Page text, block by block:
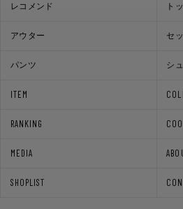
ITEM
RANKING
MEDIA
SHOPLIST
レコメンド ト
アウター セ
パンツ シ